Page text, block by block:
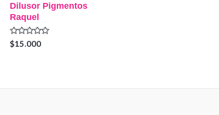
Dilusor Pigmentos
Raquel
Valorado
en
$15.000